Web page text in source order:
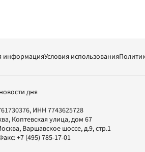
информацияУсловия использования
дня
ИНН 7743625728
Коптевская улица, дом 67
, Варшавское шоссе, д.9, стр.1
+7 (495) 785-17-01